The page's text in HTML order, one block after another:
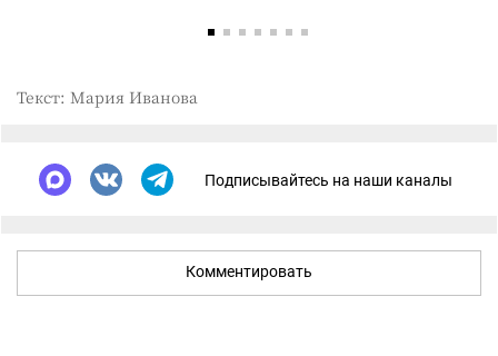
Текст: Мария Иванова
Подписывайтесь на наши каналы
Комментировать